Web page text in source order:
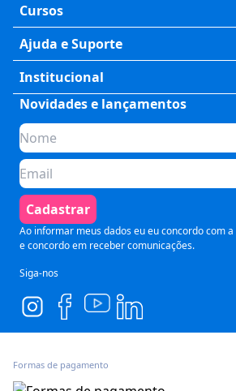
Cursos
Exatas
Humanas
Saúde
Tecnologia
Preparatórios
Comunicação
Pós Graduação
Ajuda e Suporte
Meus Cursos
Fale Conosco
Perguntas Frequentes
Formas de Pagamento
Política de Cancelamento
Termos de Uso
Segurança e Privacidade
Institucional
Quem somos
Planos de assinatura
Para Empresas
Seja um parceiro
Blog
Novidades e lançamentos
Cadastrar
Ao informar meus dados eu eu concordo com a
e concordo em receber comunicações.
Siga-nos
Formas de pagamento